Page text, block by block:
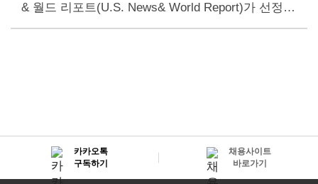
& 월드 리포트(U.S. News& World Report)가 선정한
‘단기 재활 부문 최고의 요양병원(Best Nursing Hom
카카오톡
구독하기
채용사이트
바로가기